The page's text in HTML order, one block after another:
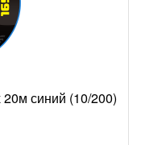
синий (10/200)